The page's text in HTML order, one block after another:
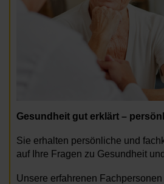
Gesundheit gut erklärt –
Sie erhalten persönliche und
auf Ihre Fragen zu Gesundheit
Unsere erfahrenen